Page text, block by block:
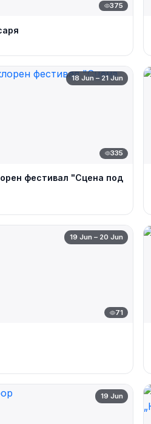
375
18 Jun – 21 Jun
335
фестивал "Сцена под
19 Jun – 20 Jun
71
19 Jun